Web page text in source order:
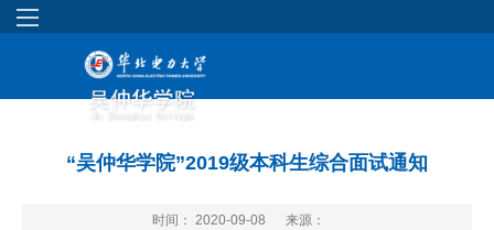
“吴仲华学院”2019级本科生综合面试通知
时间： 2020-09-08 来源：